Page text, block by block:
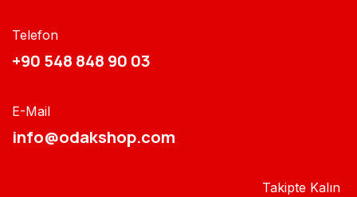
Telefon
+90 548 848 90 03​​
E-Mail
info@odakshop.com​
Takipte Kalın